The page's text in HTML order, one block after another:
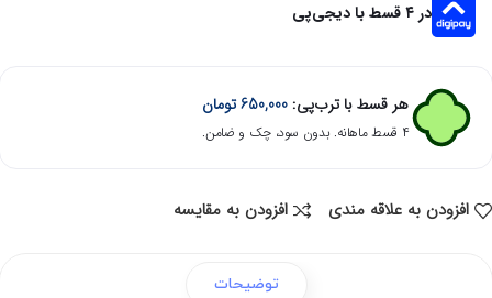
در ۴ قسط با دیجی‌پی
هر قسط با ترب‌پی: 650,000تومان
۴ قسط ماهانه. بدون سود، چک و ضامن.
افزودن به علاقه مندی افزودن به مقایسه
توضیحات